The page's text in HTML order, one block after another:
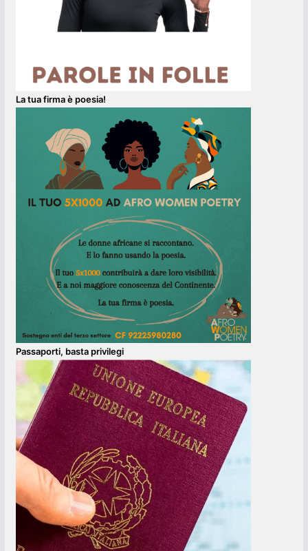
La tua firma è poesia!
Passaporti, basta privilegi